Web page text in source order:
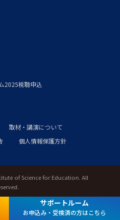
サポートルーム
お申込み・受検済の方はこちら
2025視聴申込
取材・講演について
個人情報保護方針
of Science for Education. All